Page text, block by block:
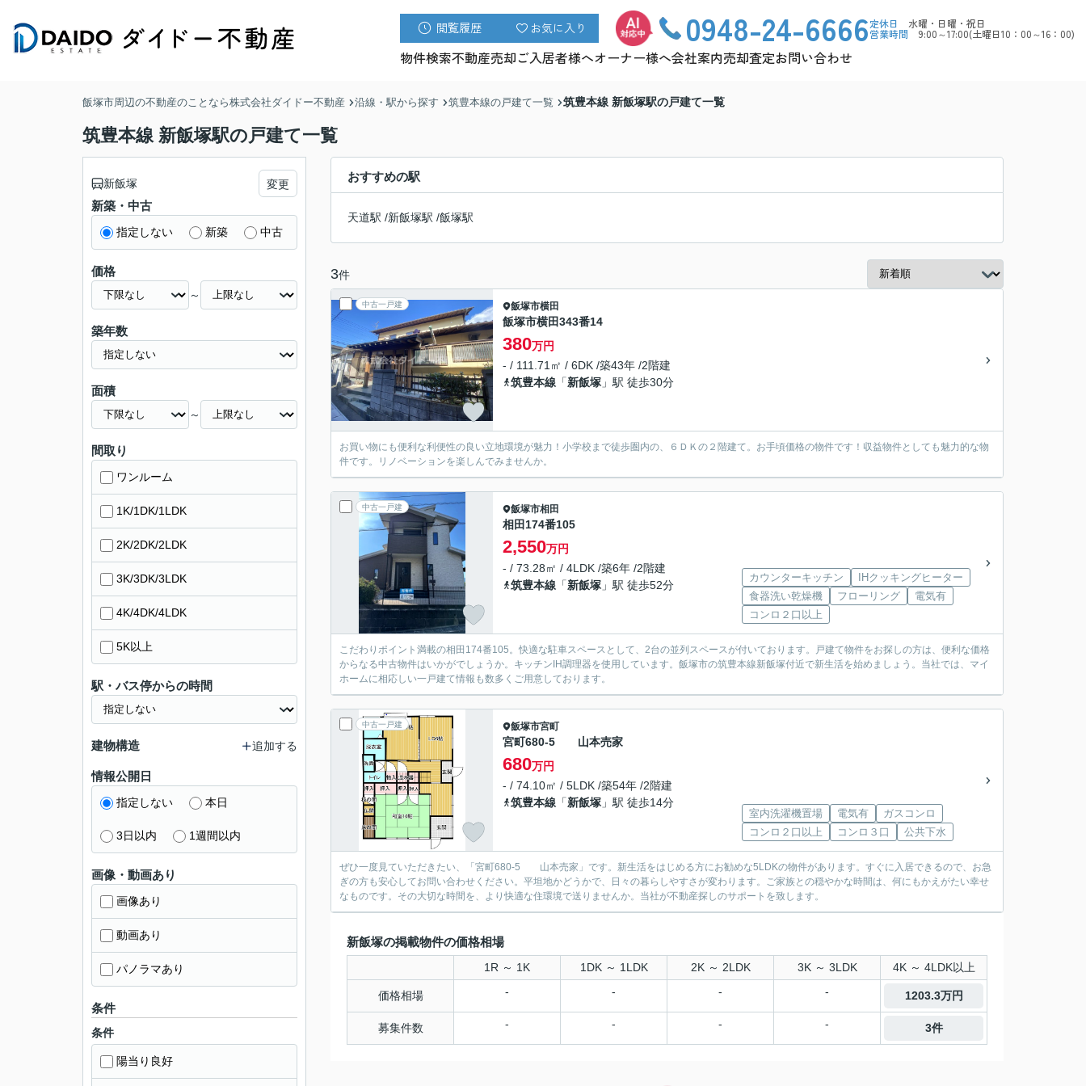
閲覧履歴 お気に入り 0948-24-6666定休日 水曜・日曜・祝日
営業時間 9:00～17:00(土曜日10：00～16：00)
物件検索不動産売却ご入居者様へオーナー様へ会社案内売却査定お問い合わせ
飯塚市周辺の不動産のことなら株式会社ダイドー不動産 沿線・駅から探す 筑豊本線の戸建て一覧 筑豊本線 新飯塚駅の戸建て一覧
筑豊本線 新飯塚駅の戸建て一覧
おすすめの駅
天道駅 /新飯塚駅 /飯塚駅
3件
中古一戸建 飯塚市横田
飯塚市横田343番14
380万円
- / 111.71㎡ / 6DK /築43年 /2階建
筑豊本線 「新飯塚 」駅 徒歩30分
お買い物にも便利な利便性の良い立地環境が魅力！小学校まで徒歩圏内の、６ＤＫの２階建て。お手頃価格の物件です！収益物件としても魅力的な物
件です。リノベーションを楽しんでみませんか。
中古一戸建 飯塚市相田
相田174番105
2,550万円
- / 73.28㎡ / 4LDK /築6年 /2階建
筑豊本線 「新飯塚 」駅 徒歩52分
カウンターキッチン
IHクッキングヒーター
食器洗い乾燥機
フローリング
電気有
コンロ２口以上
こだわりポイント満載の相田174番105。快適な駐車スペースとして、2台の並列スペースが付いております。戸建て物件をお探しの方は、便利な価格
からなる中古物件はいかがでしょうか。キッチンIH調理器を使用しています。飯塚市の筑豊本線新飯塚付近で新生活を始めましょう。当社では、マイ
ホームに相応しい一戸建て情報も数多くご用意しております。
中古一戸建 飯塚市宮町
宮町680-5 山本売家
680万円
- / 74.10㎡ / 5LDK /築54年 /2階建
筑豊本線 「新飯塚 」駅 徒歩14分
室内洗濯機置場 電気有
ガスコンロ
コンロ２口以上
コンロ３口 公共下水
ぜひ一度見ていただきたい、「宮町680-5 山本売家」です。新生活をはじめる方にお勧めな5LDKの物件があります。すぐに入居できるので、お急
ぎの方も安心してお問い合わせください。平坦地かどうかで、日々の暮らしやすさが変わります。ご家族との穏やかな時間は、何にもかえがたい幸せ
なものです。その大切な時間を、より快適な住環境で送りませんか。当社が不動産探しのサポートを致します。
新飯塚の掲載物件の価格相場
1R ～ 1K 1DK ～ 1LDK 2K ～ 2LDK 3K ～ 3LDK 4K ～ 4LDK以上
価格相場 - - - - 1203.3万円
募集件数 - - - - 3件
新飯塚 変更
新築・中古
指定しない 新築 中古
価格
～
築年数
面積
～
間取り
ワンルーム
1K/1DK/1LDK
2K/2DK/2LDK
3K/3DK/3LDK
4K/4DK/4LDK
5K以上
駅・バス停からの時間
建物構造 追加する
情報公開日
指定しない 本日
3日以内 1週間以内
画像・動画あり
画像あり
動画あり
パノラマあり
条件
条件
陽当り良好